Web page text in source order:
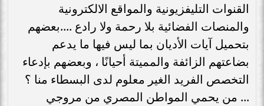
القنوات التليفزيونية والمواقع الالكترونية
والمنصات الفضائية بلا رحمة ولا رادع ....بعضهم
بتحميل آيات الأديان بما ليس فيها ما يدعم
بضاعتهم الزائفة والمميتة أحيانًا ، وبعضهم بإدعاء
التخصص الفريد الغير معلوم لدى البسطاء منا ؟
... من يحمي المواطن المصري من مروجي